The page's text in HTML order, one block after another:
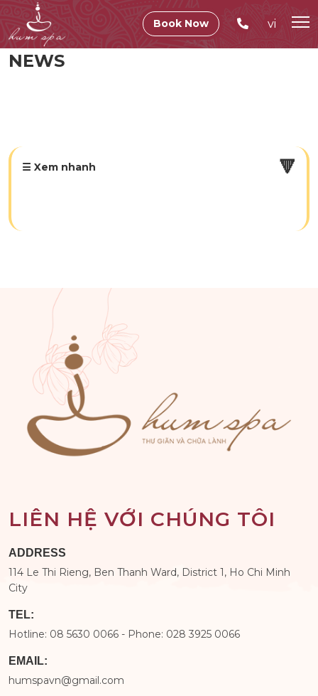
Book Now vi
NEWS
☰ Xem nhanh 🔻
LIÊN HỆ VỚI CHÚNG TÔI
ADDRESS
114 Le Thi Rieng, Ben Thanh Ward, District 1, Ho Chi Minh
City
TEL:
Hotline: 08 5630 0066 - Phone: 028 3925 0066
EMAIL:
humspavn@gmail.com